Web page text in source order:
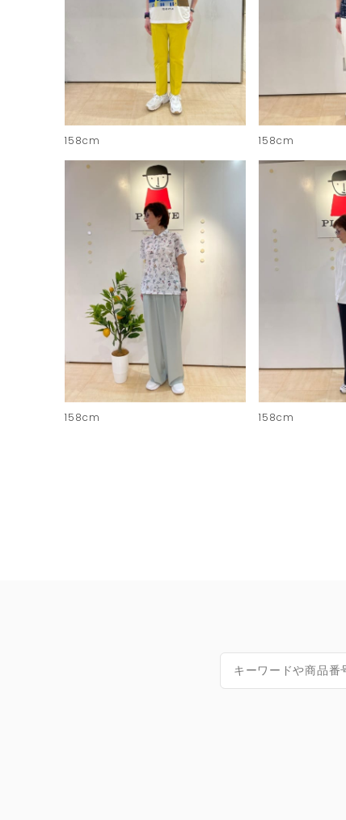
158cm 158cm
158cm 158cm